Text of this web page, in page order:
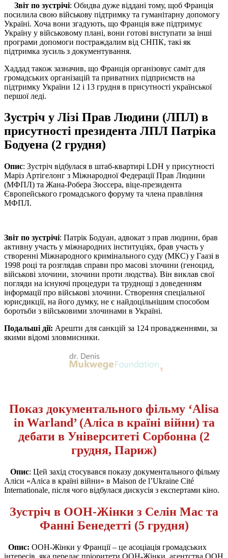
Звіт по зустрічі: Обидва дуже віддані тому, щоб Франція
посилила свою військову підтримку та гуманітарну допомогу
Україні. Хоча вони згадують, що Франція вже підтримує
Україну у військовому плані, вони готові виступати за інші
програми допомоги постраждалим від СНПК, такі як
підтримка зусиль з документування.
Хаддад також зазначив, що Франція організовує саміт для
громадських організацій та приватних підприємств на
підтримку України 12 і 13 грудня в присутності української
першої леді.
Зустріч у Лізі Прав Людини (ЛПЛ) в
присутності президента ЛПЛ Патріка
Бодуена (2 грудня)
Опис: Зустріч відбулася в штаб-квартирі LDH у присутності
Маріз Артігелонг з Міжнародної Федерації Прав Людини
(МФПЛ) та Жана-Робера Зюссера, віце-президента
Європейського громадського форуму та члена правління
МФПЛ.
Звіт по зустрічі: Патрік Бодуан, адвокат з прав людини, брав
активну участь у міжнародних інституціях, брав участь у
створенні Міжнародного кримінального суду (МКС) у Гаазі в
1998 році та розглядав справи про масові злочини (геноцид,
військові злочини, злочини проти людства). Він виклав свої
погляди на існуючі процедури та труднощі з доведенням
інформації про військові злочини. Створення спеціальної
юрисдикції, на його думку, не є найдоцільнішим способом
боротьби з військовими злочинами в Україні.
Подальші дії: Арешти для санкцій за 124 провадженнями, за
якими відомі зловмисники.
Показ документального фільму ‘Alisa
in Warland’ (Аліса в країні війни) та
дебати в Університеті Сорбонна (2
грудня, Париж)
Опис: Цей захід стосувався показу документального фільму
Аліси «Аліса в країні війни» в Maison de l’Ukraine Cité
Internationale, після чого відбулася дискусія з експертами кіно.
Зустріч в ООН-Жінки з Селін Мас та
Фанні Бенедетті (5 грудня)
Опис: ООН-Жінки у Франції – це асоціація громадських
інтересів, яка передає пріоритети ООН-Жінки, агентства ООН